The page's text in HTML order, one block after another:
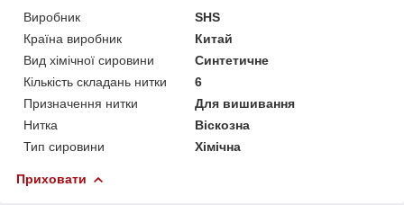
Виробник
SHS
Країна виробник
Китай
Вид хімічної сировини
Синтетичне
Кількість складань нитки
6
Призначення нитки
Для вишивання
Нитка
Віскозна
Тип сировини
Хімічна
Приховати